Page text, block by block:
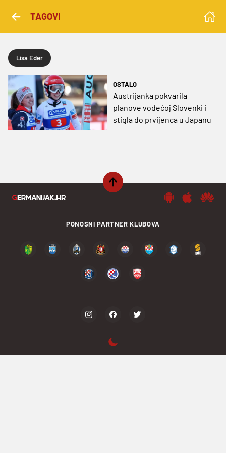
TAGOVI
Lisa Eder
OSTALO
Austrijanka pokvarila
planove vodećoj Slovenki i
stigla do prvijenca u Japanu
PONOSNI PARTNER KLUBOVA